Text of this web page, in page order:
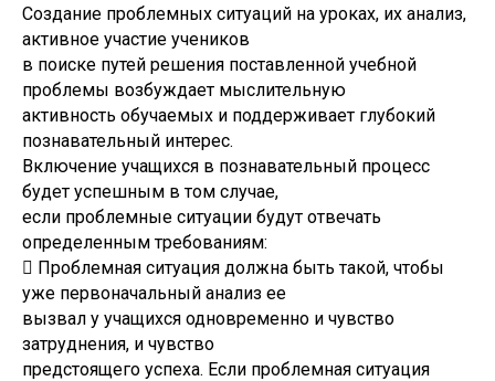
Создание проблемных ситуаций на уроках, их анализ,
активное участие учеников
в поиске путей решения поставленной учебной
проблемы возбуждает мыслительную
активность обучаемых и поддерживает глубокий
познавательный интерес.
Включение учащихся в познавательный процесс
будет успешным в том случае,
если проблемные ситуации будут отвечать
определенным требованиям:
 Проблемная ситуация должна быть такой, чтобы
уже первоначальный анализ ее
вызвал у учащихся одновременно и чувство
затруднения, и чувство
предстоящего успеха. Если проблемная ситуация